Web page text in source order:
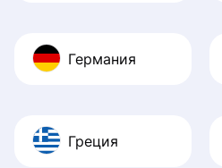
Германия
Греция